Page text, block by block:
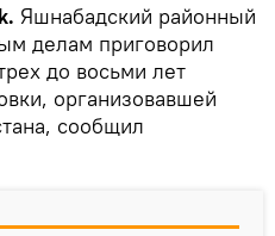
Яшнабадский районный
делам приговорил
до восьми лет
организовавшей
сообщил